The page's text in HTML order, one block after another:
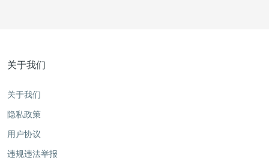
关于我们
关于我们
隐私政策
用户协议
违规违法举报